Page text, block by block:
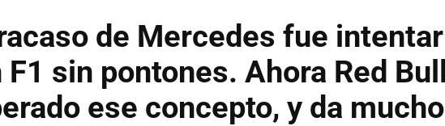
de Mercedes fue intentar
sin pontones. Ahora Red Bull
ese concepto, y da mucho